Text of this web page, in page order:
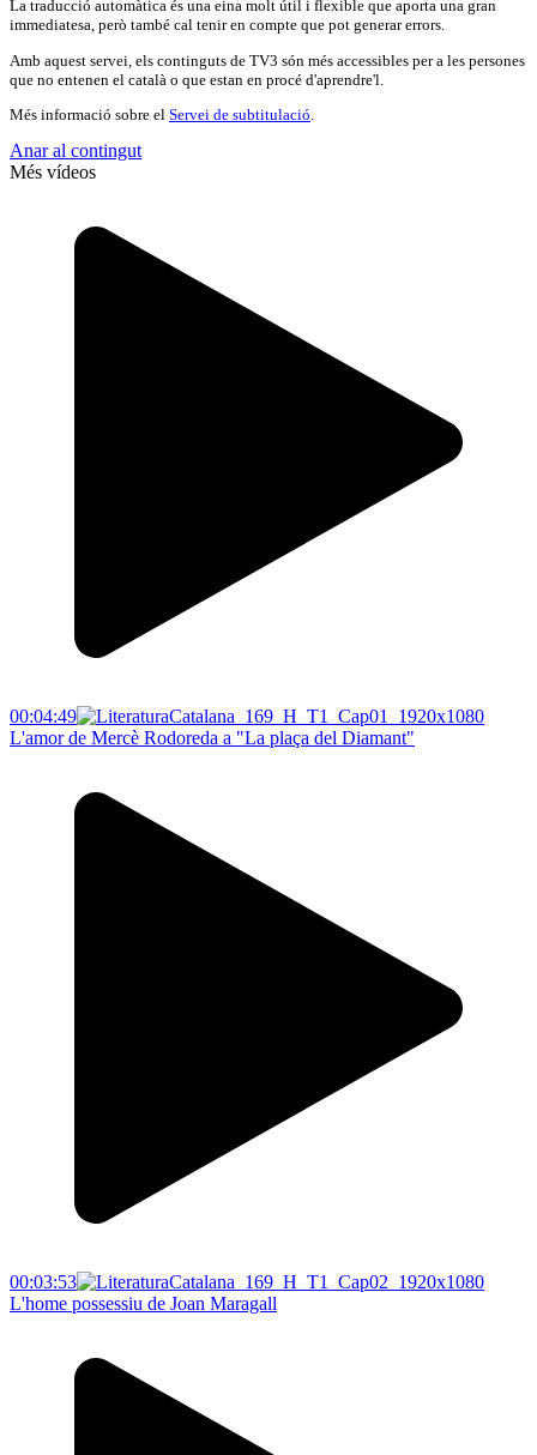
La traducció automàtica és una eina molt útil i flexible que aporta una gran
immediatesa, però també cal tenir en compte que pot generar errors.
Amb aquest servei, els continguts de TV3 són més accessibles per a les persones
que no entenen el català o que estan en procé d'aprendre'l.
Més informació sobre el Servei de subtitulació
Anar al contingut
Més vídeos
00:04:49
L'amor de Mercè Rodoreda a "La plaça del Diamant"
00:03:53
L'home possessiu de Joan Maragall